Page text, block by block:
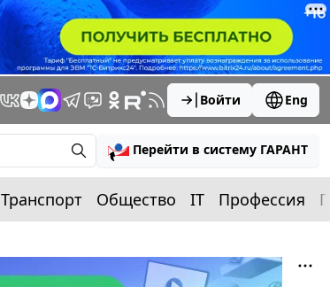
Войти Eng
Перейти в систему ГАРАНТ
Транспорт Общество IT Профессия